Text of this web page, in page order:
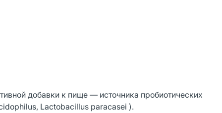
добавки к пище — источника пробиотических
Lactobacillus paracasei ).